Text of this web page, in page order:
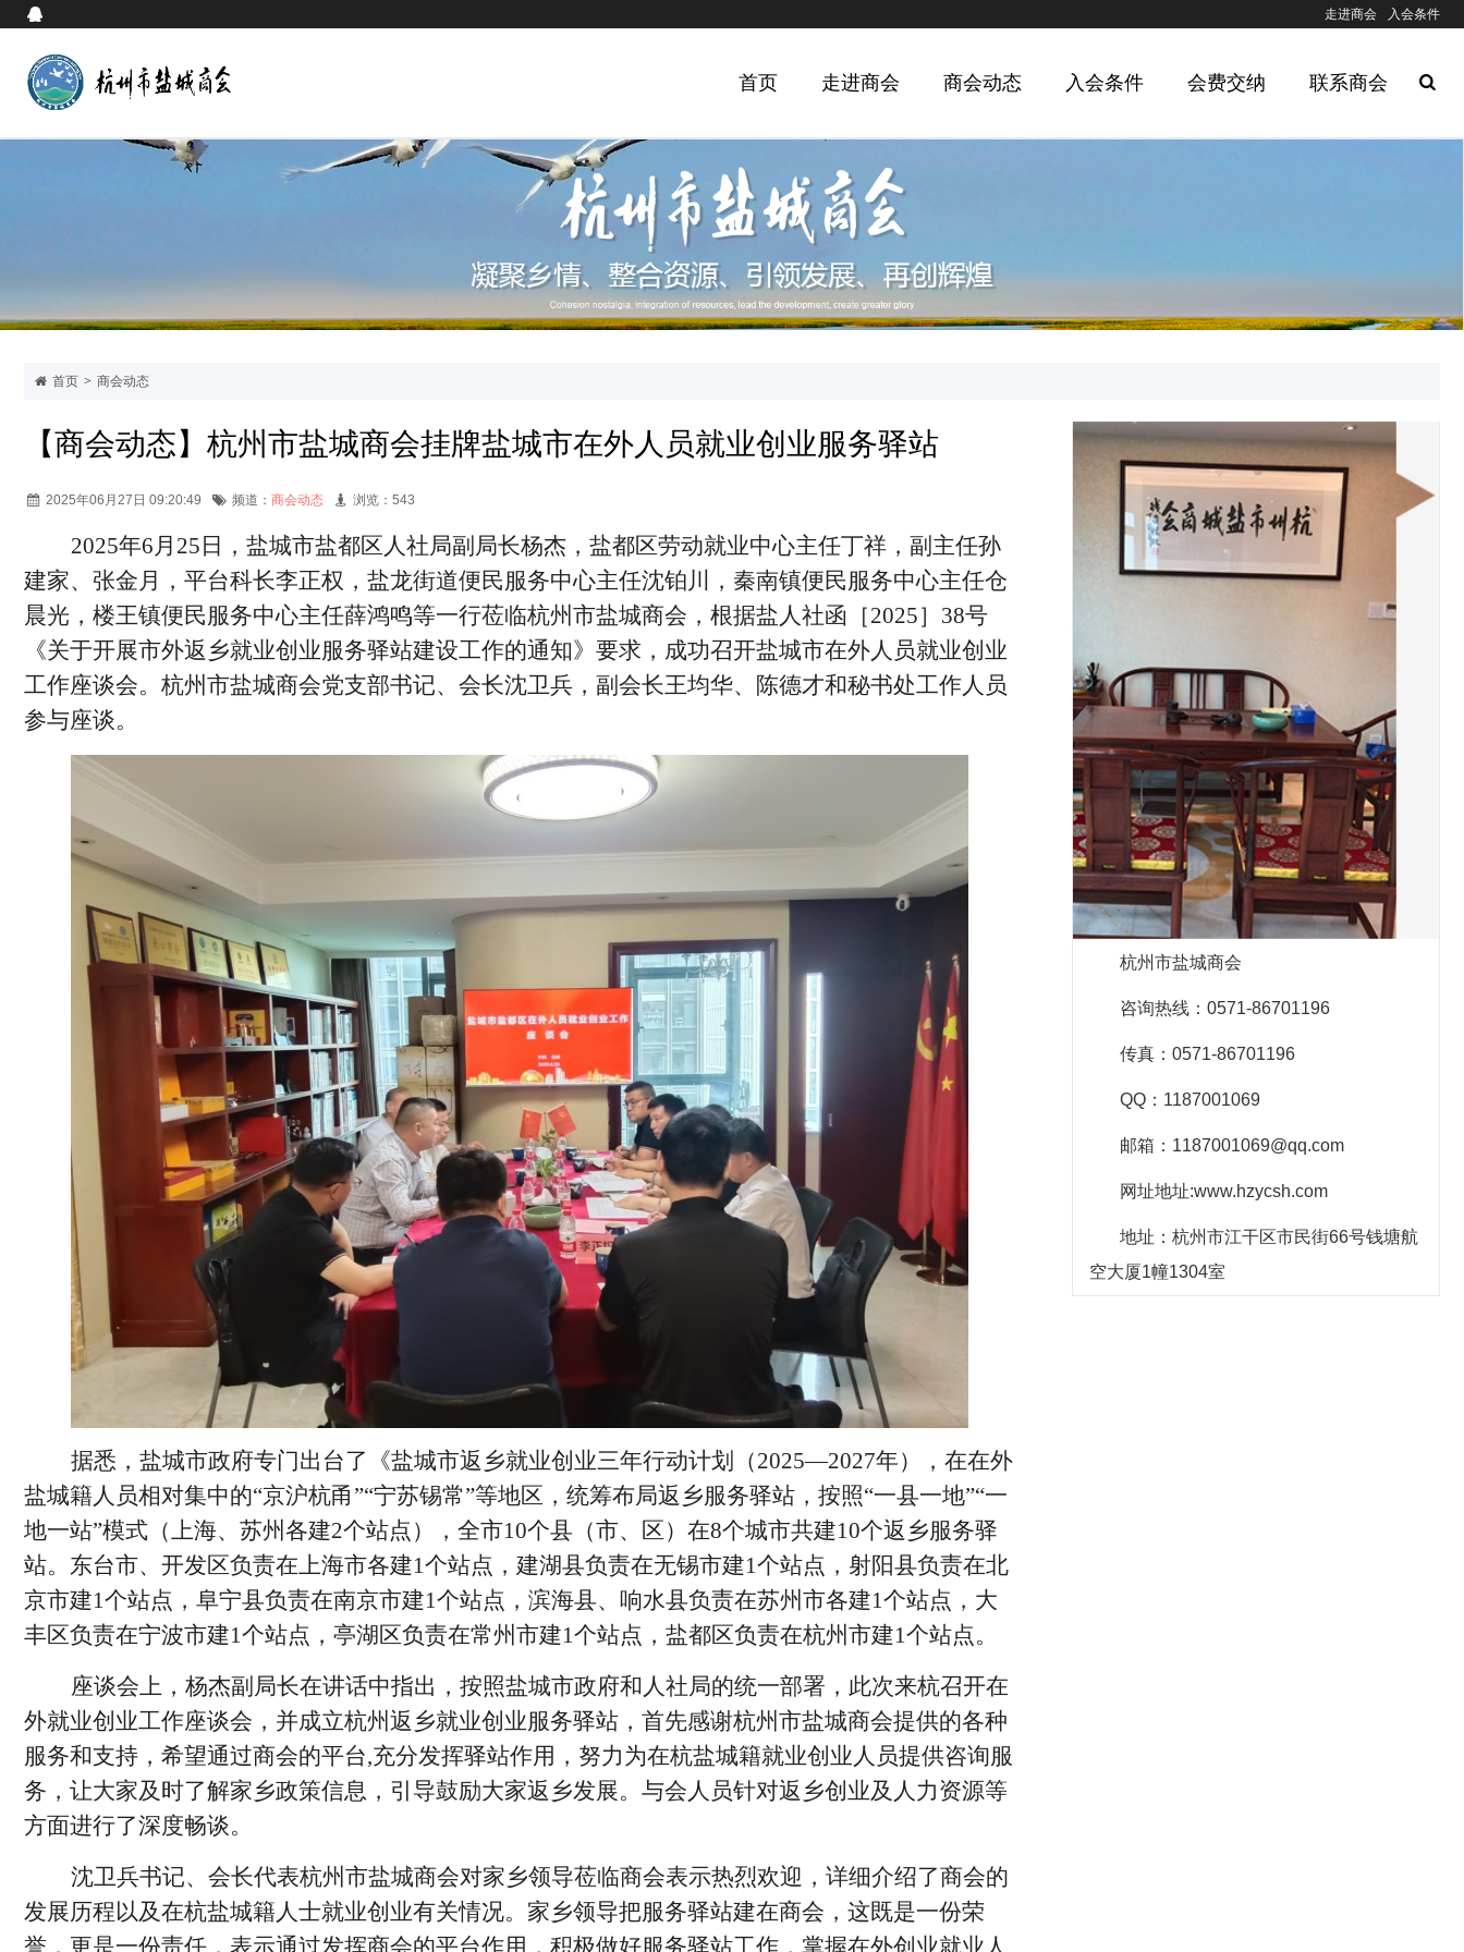
走进商会 入会条件
首页 走进商会 商会动态 入会条件 会费交纳 联系商会
首页 > 商会动态
【商会动态】杭州市盐城商会挂牌盐城市在外人员就业创业服务驿站
2025年06月27日 09:20:49 频道： 商会动态 浏览：543
2025年6月25日 ，盐城市盐都区人社局副局长杨杰，盐都区劳动就业中心主任丁祥，副主任孙
建家、张金月，平台科长李正权，盐龙街道便民服务中心主任沈铂川，秦南镇便民服务中心主任仓
晨光，楼王镇便民服务中心主任薛鸿鸣等一行莅临杭州市盐城商会，根据盐人社函［2025］38号
《关于开展市外返乡就业创业服务驿站建设工作的通知》要求，成功召开盐城市在外人员就业创业
工作座谈会。杭州市盐城商会党支部书记、会长沈卫兵，副会长王均华、陈德才和秘书处工作人员
参与座谈。
据悉，盐城市政府专门出台了《盐城市返乡就业创业三年行动计划（2025—2027年），在在外
盐城籍人员相对集中的“京沪杭甬”“宁苏锡常”等地区，统筹布局返乡服务驿站，按照“一县一地”“一
地一站”模式（上海、苏州各建2个站点），全市10个县（市、区）在8个城市共建10个返乡服务驿
站。东台市、开发区负责在上海市各建1个站点，建湖县负责在无锡市建1个站点，射阳县负责在北
京市建1个站点，阜宁县负责在南京市建1个站点，滨海县、响水县负责在苏州市各建1个站点，大
丰区负责在宁波市建1个站点，亭湖区负责在常州市建1个站点，盐都区负责在杭州市建1个站点。
座谈会上，杨杰副局长在讲话中指出，按照盐城市政府和人社局的统一部署，此次来杭召开在
外就业创业工作座谈会，并成立杭州返乡就业创业服务驿站，首先感谢杭州市盐城商会提供的各种
服务和支持，希望通过商会的平台,充分发挥驿站作用，努力为在杭盐城籍就业创业人员提供咨询服
务，让大家及时了解家乡政策信息，引导鼓励大家返乡发展。与会人员针对返乡创业及人力资源等
方面进行了深度畅谈。
沈卫兵书记、会长代表杭州市盐城商会对家乡领导莅临商会表示热烈欢迎，详细介绍了商会的
发展历程以及在杭盐城籍人士就业创业有关情况。家乡领导把服务驿站建在商会，这既是一份荣
誉，更是一份责任，表示通过发挥商会的平台作用，积极做好服务驿站工作，掌握在外创业就业人
杭州市盐城商会
咨询热线：0571-86701196
传真：0571-86701196
QQ：1187001069
邮箱：1187001069@qq.com
网址地址:www.hzycsh.com
地址：杭州市江干区市民街66号钱塘航
空大厦1幢1304室